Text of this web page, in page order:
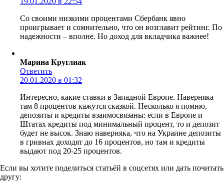
Со своими низкими процентами Сбербанк явно
проигрывает и сомнительно, что он возглавит рейтинг. По
надежности – вполне. Но доход для вкладчика важнее!
Марина Круглиак
Ответить
20.01.2020 в 01:32
Интересно, какие ставки в Западной Европе. Наверняка
там 8 процентов кажутся сказкой. Несколько я помню,
депозиты и кредиты взаимосвязаны: если в Европе и
Штатах кредиты под минимальный процент, то и депозит
будет не высок. Знаю наверняка, что на Украине депозиты
в гривнах доходят до 16 процентов, но там и кредиты
выдают под 20-25 процентов.
Если вы хотите поделиться статьёй в соцсетях или дать почитать
другу: